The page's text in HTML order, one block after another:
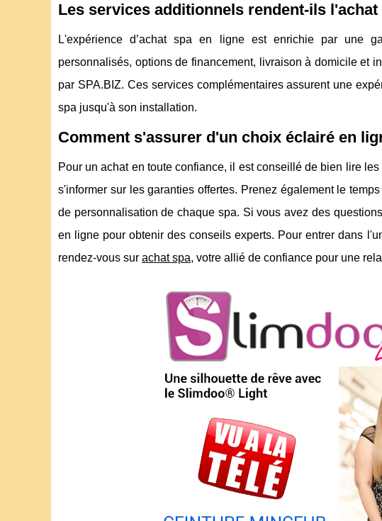
Les services additionnels rendent-ils
L'expérience d’achat spa en ligne est enrichie par une
personnalisés, options de financement, livraison à domicile et
par SPA.BIZ. Ces services complémentaires assurent une
spa jusqu'à son installation.
Comment s'assurer d'un choix éclairé en
Pour un achat en toute confiance, il est conseillé de bien lire
s'informer sur les garanties offertes. Prenez également le
de personnalisation de chaque spa. Si vous avez des
en ligne pour obtenir des conseils experts. Pour entrer dans
rendez-vous sur achat spa, votre allié de confiance pour une